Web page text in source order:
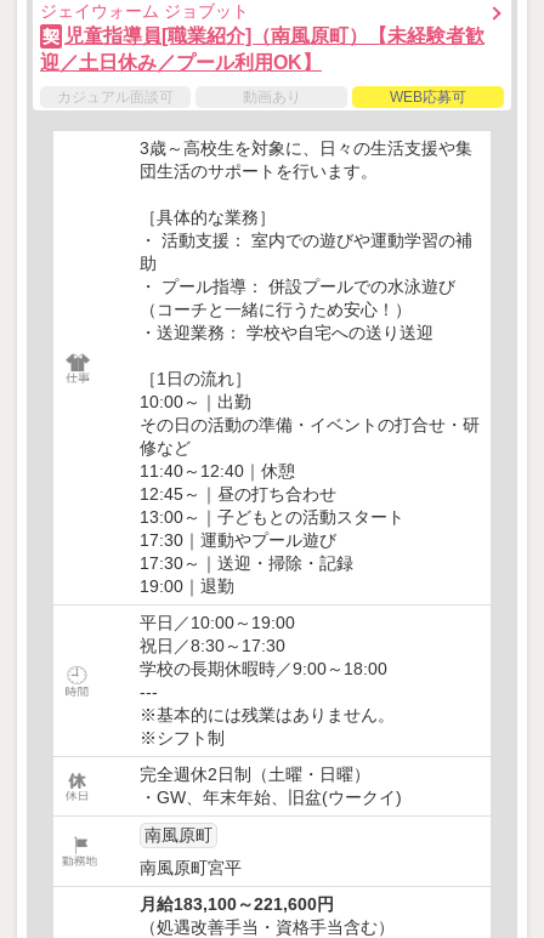
ジェイウォーム ジョブット
契 児童指導員[職業紹介]（南風原町）【未経験者歓
迎／土日休み／プール利用OK】
カジュアル面談可 動画あり WEB応募可
3歳～高校生を対象に、日々の生活支援や集
団生活のサポートを行います。
［具体的な業務］
・ 活動支援： 室内での遊びや運動学習の補
助
・ プール指導： 併設プールでの水泳遊び
（コーチと一緒に行うため安心！）
・送迎業務： 学校や自宅への送り送迎
［1日の流れ］
10:00～｜出勤
その日の活動の準備・イベントの打合せ・研
修など
11:40～12:40｜休憩
12:45～｜昼の打ち合わせ
13:00～｜子どもとの活動スタート
17:30｜運動やプール遊び
17:30～｜送迎・掃除・記録
19:00｜退勤
平日／10:00～19:00
祝日／8:30～17:30
学校の長期休暇時／9:00～18:00
---
※基本的には残業はありません。
※シフト制
完全週休2日制（土曜・日曜）
・GW、年末年始、旧盆(ウークイ)
南風原町
南風原町宮平
月給183,100～221,600円
（処遇改善手当・資格手当含む）